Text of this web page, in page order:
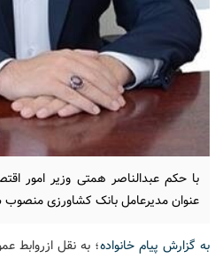
با حکم عبدالناصر همتی وزیر امور
عنوان مدیرعامل بانک کشاورزی
به گزارش پیام خانواده؛ به نقل ازروابط